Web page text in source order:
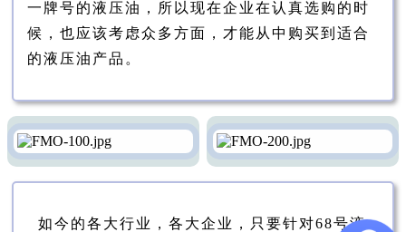
一牌号的液压油，所以现在企业在认真选购的时
候，也应该考虑众多方面，才能从中购买到适合
的液压油产品。
如今的各大行业，各大企业，只要针对68号液